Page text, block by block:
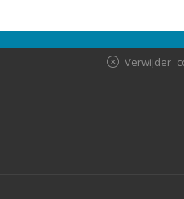
Verwijder